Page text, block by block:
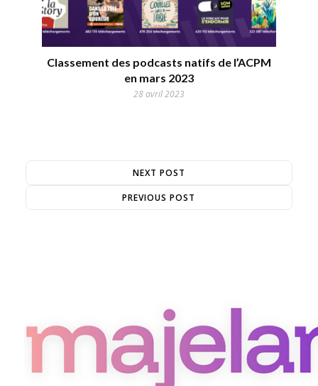
Classement des podcasts natifs de l’ACPM
en mars 2023
28 avril 2023
NEXT POST
PREVIOUS POST